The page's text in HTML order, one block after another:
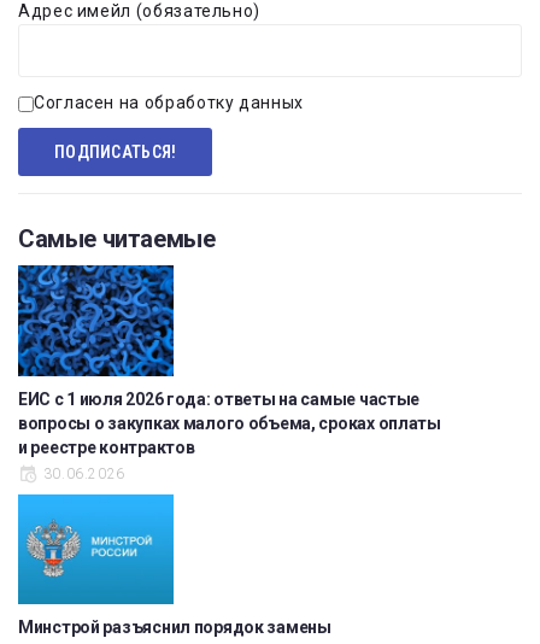
Адрес имейл (обязательно)
Согласен на обработку данных
Самые читаемые
ЕИС с 1 июля 2026 года: ответы на самые частые
вопросы о закупках малого объема, сроках оплаты
и реестре контрактов
30.06.2026
Минстрой разъяснил порядок замены